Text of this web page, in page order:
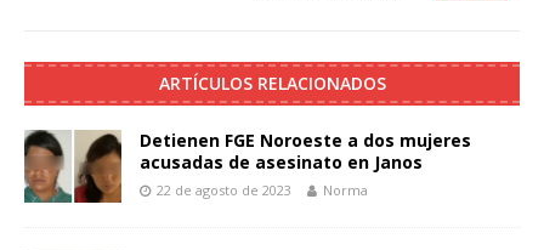
ARTÍCULOS RELACIONADOS
Detienen FGE Noroeste a dos mujeres
acusadas de asesinato en Janos
22 de agosto de 2023 Norma